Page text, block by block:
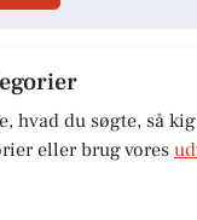
hvad du søgte, så
eller brug vores